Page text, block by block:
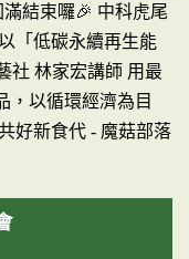
結束囉🎉 中科虎尾
「低碳永續再生能
社 林家宏講師 用最
，以循環經濟為目
好新食代 - 魔菇部落